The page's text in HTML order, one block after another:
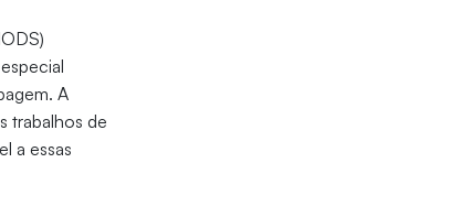
A
trabalhos de
a essas